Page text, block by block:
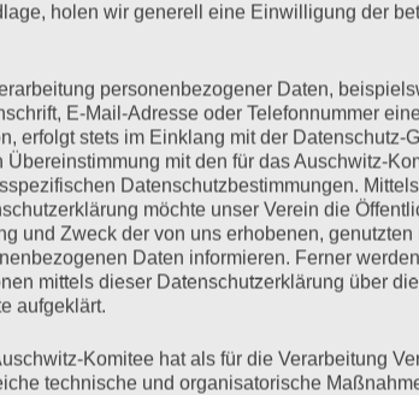
auf dem Hein-
und der Tag des Widerstands mit einer
haben wurde exemplarisch der von
Gesa / Medienzentrum GWA St. Pauli
holen wir generell eine Einwilligung der
personenbezogener Daten,
E-Mail-Adresse oder Telefonnummer
erfolgt stets im Einklang mit der Datenschutz-
Übereinstimmung mit den für das Auschwitz-
Datenschutzbestimmungen.
möchte unser Verein die
und Zweck der von uns erhobenen, genutzten
Daten informieren. Ferner
mittels dieser Datenschutzerklärung über
aufgeklärt.
Komitee hat als für die Verarbeitung
technische und organisatorische